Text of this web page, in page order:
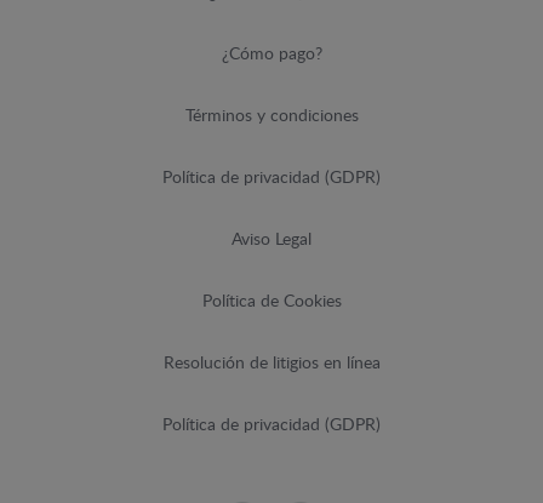
¿Cómo pago?
Términos y condiciones
Política de privacidad (GDPR)
Aviso Legal
Política de Cookies
Resolución de litigios en línea
Política de privacidad (GDPR)